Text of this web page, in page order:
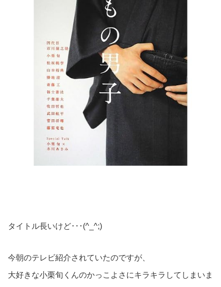
タイトル長いけど･･･(^_^;)
今朝のテレビ紹介されていたのですが、
大好きな小栗旬くんのかっこよさにキラキラしてしまいま